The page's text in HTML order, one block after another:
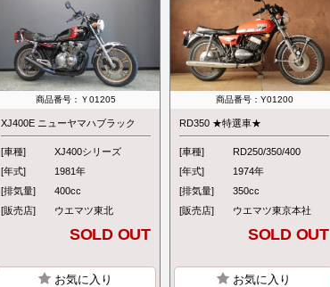
商品番号：Ｙ01205
XJ400E ニューヤマハブラック
[車種]
XJ400シリーズ
[年式]
1981年
[排気量]
400cc
[販売店]
ウエマツ東北
SOLD OUT
お気に入り
商品番号：Y01200
RD350 ★特選車★
[車種]
RD250/350/400
[年式]
1974年
[排気量]
350cc
[販売店]
ウエマツ東京本社
SOLD OUT
お気に入り